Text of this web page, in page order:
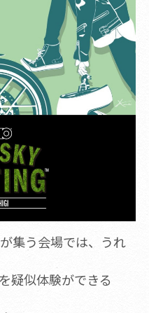
集う会場では、うれ
疑似体験ができる